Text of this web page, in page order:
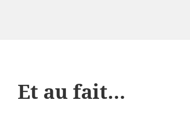
Et au fait…